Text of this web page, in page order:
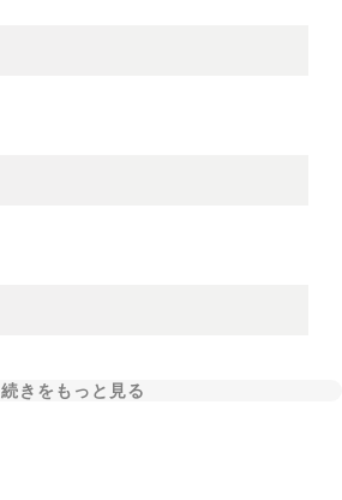
続きをもっと見る